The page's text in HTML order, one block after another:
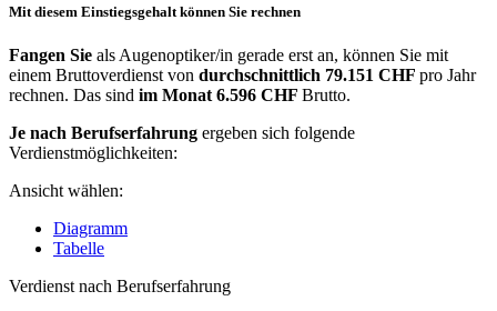
Mit diesem Einstiegsgehalt können Sie rechnen
Fangen Sie als Augenoptiker/in gerade erst an, können Sie mit
einem Bruttoverdienst von durchschnittlich 79.151 CHF pro Jahr
rechnen. Das sind im Monat 6.596 CHF Brutto.
Je nach Berufserfahrung ergeben sich folgende
Verdienstmöglichkeiten:
Ansicht wählen:
Diagramm
Tabelle
Verdienst nach Berufserfahrung